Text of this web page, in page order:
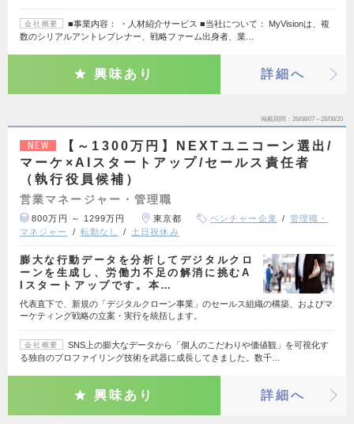
会社概要
■事業内容： ・人材紹介サービス ■当社について： MyVisionは、複
数のシリアルアントレプレナー、戦略ファーム出身者、業…
興味あり 詳細へ
掲載期間 26/08/07～26/08/20
NEW
【～1300万円】NEXTユニコーン選出/
マーケ×AIスタートアップ/セールス責任者
（執行役員候補）
営業マネージャー・管理職
800万円 ～ 1299万円 東京都 ベンチャー企業
管理職・
マネジャー
転勤なし 土日祝休み
膨大な行動データを分析してデジタルクロ
ーンを生成し、労働力不足の解消に挑むA
Iスタートアップです。本…
代表直下で、新規の「デジタルクローン事業」のセールス組織の構築、およびマ
ーケティング戦略の立案・実行を統括します。
会社概要
SNS上の膨大なデータから「個人のこだわりや価値観」を可視化す
る独自のプロファイリング技術を武器に成長してきました。数千…
興味あり 詳細へ